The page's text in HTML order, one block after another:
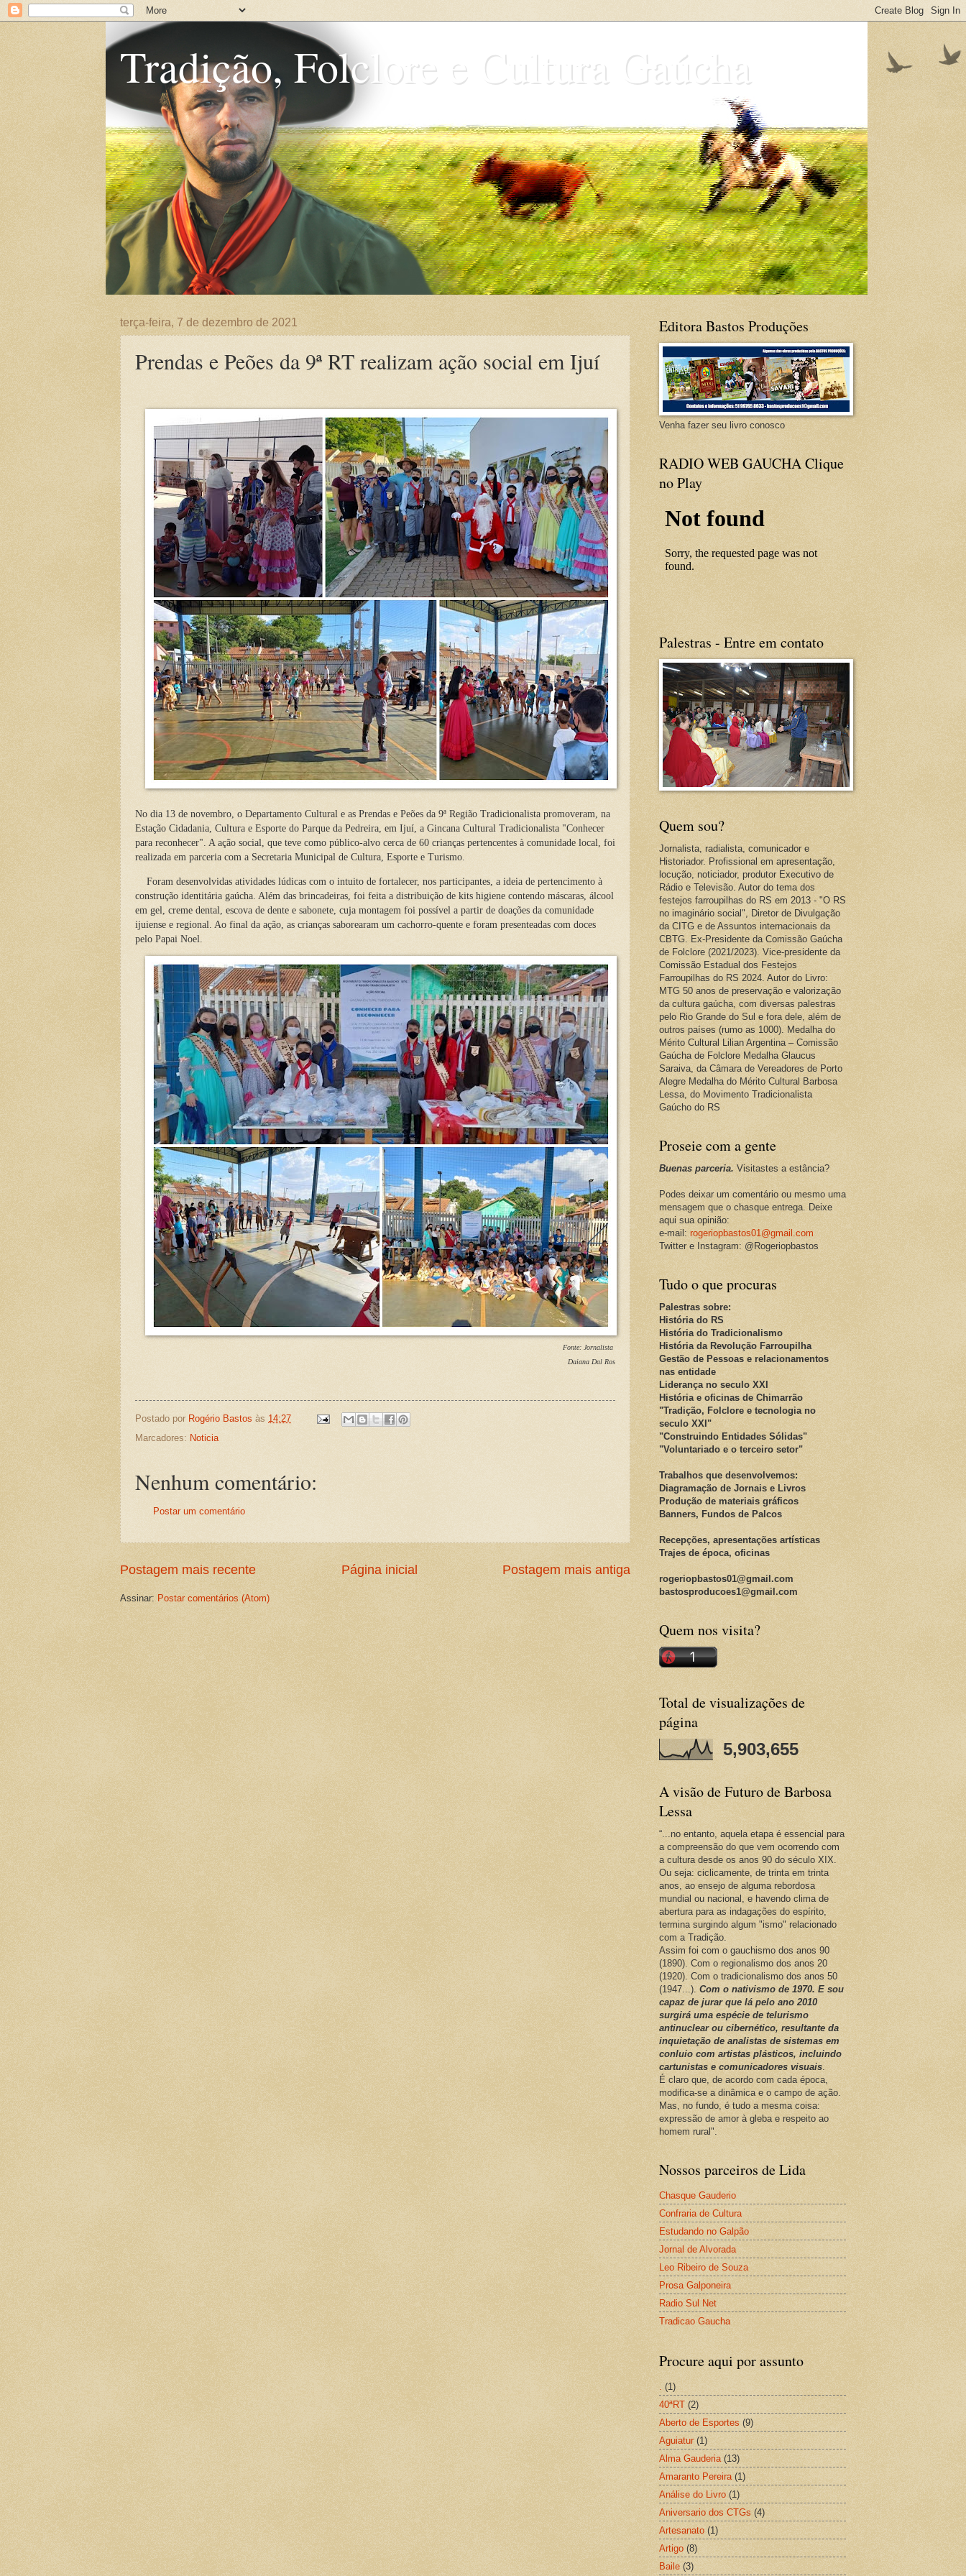
Tradição, Folclore e Cultura Gaúcha
terça-feira, 7 de dezembro de 2021
Prendas e Peões da 9ª RT realizam ação social em Ijuí
No dia 13 de novembro, o Departamento Cultural e as Prendas e Peões da 9ª Região Tradicionalista promoveram, na
Estação Cidadania, Cultura e Esporte do Parque da Pedreira, em Ijuí, a Gincana Cultural Tradicionalista "Conhecer
para reconhecer". A ação social, que teve como público-alvo cerca de 60 crianças pertencentes à comunidade local, foi
realizada em parceria com a Secretaria Municipal de Cultura, Esporte e Turismo.
Foram desenvolvidas atividades lúdicas com o intuito de fortalecer, nos participantes, a ideia de pertencimento à
construção identitária gaúcha. Além das brincadeiras, foi feita a distribuição de kits higiene contendo máscaras, álcool
em gel, creme dental, escova de dente e sabonete, cuja montagem foi possível a partir de doações da comunidade
ijuiense e regional. Ao final da ação, as crianças saborearam um cachorro-quente e foram presenteadas com doces
pelo Papai Noel.
Fonte: Jornalista
Daiana Dal Ros
Postado por Rogério Bastos às 14:27
Marcadores: Noticia
Nenhum comentário:
Postar um comentário
Postagem mais recente Postagem mais antiga
Página inicial
Assinar: Postar comentários (Atom)
Editora Bastos Produções
Venha fazer seu livro conosco
RADIO WEB GAUCHA Clique
no Play
Palestras - Entre em contato
Quem sou?
Jornalista, radialista, comunicador e
Historiador. Profissional em apresentação,
locução, noticiador, produtor Executivo de
Rádio e Televisão. Autor do tema dos
festejos farroupilhas do RS em 2013 - "O RS
no imaginário social", Diretor de Divulgação
da CITG e de Assuntos internacionais da
CBTG. Ex-Presidente da Comissão Gaúcha
de Folclore (2021/2023). Vice-presidente da
Comissão Estadual dos Festejos
Farroupilhas do RS 2024. Autor do Livro:
MTG 50 anos de preservação e valorização
da cultura gaúcha, com diversas palestras
pelo Rio Grande do Sul e fora dele, além de
outros países (rumo as 1000). Medalha do
Mérito Cultural Lilian Argentina – Comissão
Gaúcha de Folclore Medalha Glaucus
Saraiva, da Câmara de Vereadores de Porto
Alegre Medalha do Mérito Cultural Barbosa
Lessa, do Movimento Tradicionalista
Gaúcho do RS
Proseie com a gente
Buenas parceria. Visitastes a estância?
Podes deixar um comentário ou mesmo uma
mensagem que o chasque entrega. Deixe
aqui sua opinião:
e-mail: rogeriopbastos01@gmail.com
Twitter e Instagram: @Rogeriopbastos
Tudo o que procuras
Palestras sobre:
História do RS
História do Tradicionalismo
História da Revolução Farroupilha
Gestão de Pessoas e relacionamentos
nas entidade
Liderança no seculo XXI
História e oficinas de Chimarrão
"Tradição, Folclore e tecnologia no
seculo XXI"
"Construindo Entidades Sólidas"
"Voluntariado e o terceiro setor"
Trabalhos que desenvolvemos:
Diagramação de Jornais e Livros
Produção de materiais gráficos
Banners, Fundos de Palcos
Recepções, apresentações artísticas
Trajes de época, oficinas
rogeriopbastos01@gmail.com
bastosproducoes1@gmail.com
Quem nos visita?
Total de visualizações de
página
5,903,655
A visão de Futuro de Barbosa
Lessa
“...no entanto, aquela etapa é essencial para
a compreensão do que vem ocorrendo com
a cultura desde os anos 90 do século XIX.
Ou seja: ciclicamente, de trinta em trinta
anos, ao ensejo de alguma rebordosa
mundial ou nacional, e havendo clima de
abertura para as indagações do espírito,
termina surgindo algum "ismo" relacionado
com a Tradição.
Assim foi com o gauchismo dos anos 90
(1890). Com o regionalismo dos anos 20
(1920). Com o tradicionalismo dos anos 50
(1947...). Com o nativismo de 1970. E sou
capaz de jurar que lá pelo ano 2010
surgirá uma espécie de telurismo
antinuclear ou cibernético, resultante da
inquietação de analistas de sistemas em
conluio com artistas plásticos, incluindo
cartunistas e comunicadores visuais.
É claro que, de acordo com cada época,
modifica-se a dinâmica e o campo de ação.
Mas, no fundo, é tudo a mesma coisa:
expressão de amor à gleba e respeito ao
homem rural".
Nossos parceiros de Lida
Chasque Gauderio
Confraria de Cultura
Estudando no Galpão
Jornal de Alvorada
Leo Ribeiro de Souza
Prosa Galponeira
Radio Sul Net
Tradicao Gaucha
Procure aqui por assunto
(1)
40ªRT (2)
Aberto de Esportes (9)
Aguiatur (1)
Alma Gauderia (13)
Amaranto Pereira (1)
Análise do Livro (1)
Aniversario dos CTGs (4)
Artesanato (1)
Artigo (8)
Baile (3)